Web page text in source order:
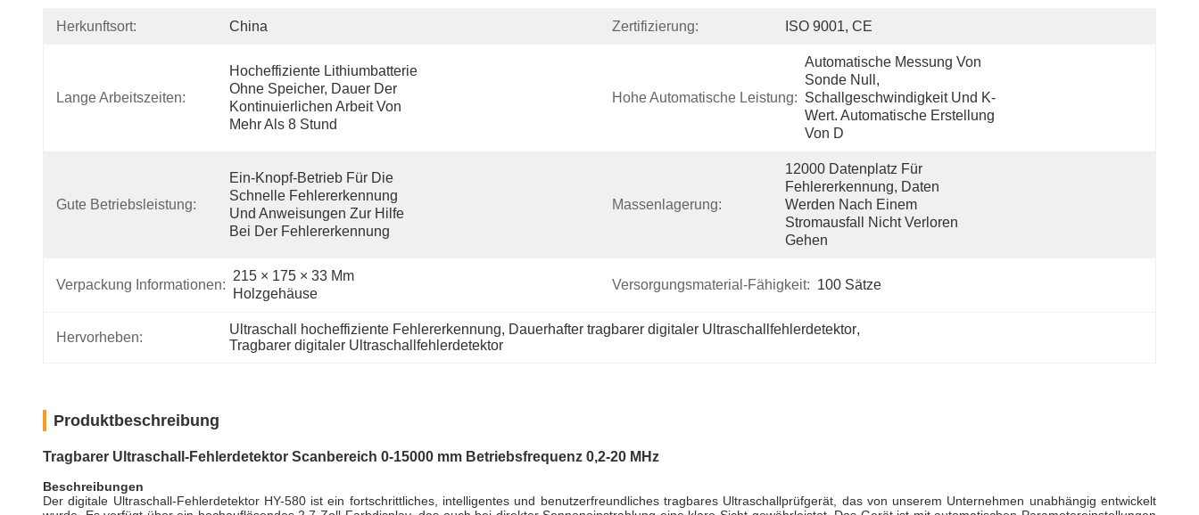
Herkunftsort: China Zertifizierung: ISO 9001, CE
Lange Arbeitszeiten:
Hocheffiziente Lithiumbatterie
Ohne Speicher, Dauer Der
Kontinuierlichen Arbeit Von
Mehr Als 8 Stund
Hohe Automatische Leistung:
Automatische Messung Von
Sonde Null,
Schallgeschwindigkeit Und K-
Wert. Automatische Erstellung
Von D
Gute Betriebsleistung:
Ein-Knopf-Betrieb Für Die
Schnelle Fehlererkennung
Und Anweisungen Zur Hilfe
Bei Der Fehlererkennung
Massenlagerung:
12000 Datenplatz Für
Fehlererkennung, Daten
Werden Nach Einem
Stromausfall Nicht Verloren
Gehen
Verpackung Informationen:
215 × 175 × 33 Mm
Holzgehäuse
Versorgungsmaterial-Fähigkeit: 100 Sätze
Hervorheben:
Ultraschall hocheffiziente Fehlererkennung, Dauerhafter tragbarer digitaler Ultraschallfehlerdetektor,
Tragbarer digitaler Ultraschallfehlerdetektor
Produktbeschreibung
Tragbarer Ultraschall-Fehlerdetektor Scanbereich 0-15000 mm Betriebsfrequenz 0,2-20 MHz
Beschreibungen
Der digitale Ultraschall-Fehlerdetektor HY-580 ist ein fortschrittliches, intelligentes und benutzerfreundliches tragbares Ultraschallprüfgerät, das von unserem Unternehmen unabhängig entwickelt